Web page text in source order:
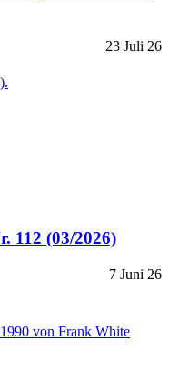
23 Juli 26
112 (03/2026)
7 Juni 26